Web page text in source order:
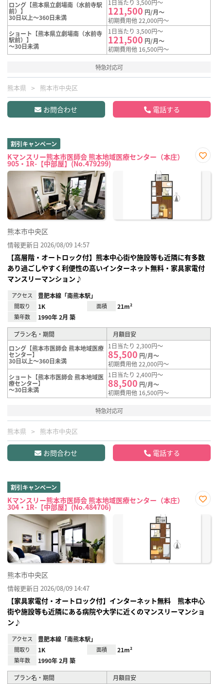
ロング【熊本県立劇場南（水前寺駅
前）】
30日以上～360日未満
1日当たり 3,500円～
121,500 円/月～
初期費用他 22,000円～
ショート【熊本県立劇場南（水前寺
駅前）】
～30日未満
1日当たり 3,500円～
121,500 円/月～
初期費用他 16,500円～
特急対応可
熊本県 熊本市中央区
お問合わせ 電話する
割引キャンペーン
Kマンスリー熊本市医師会 熊本地域医療センター（本庄）
905・1R-【中部屋】(No.479299)
に入
熊本市中央区
情報更新日 2026/08/09 14:57
【高層階・オートロック付】熊本中心街や施設等も近隣に有多数
あり過ごしやすく利便性の高いインターネット無料・家具家電付
マンスリーマンション♪
アクセス 豊肥本線「南熊本駅」
間取り 1K 面積 21m²
築年数 1990年 2月 築
プラン名・期間
月額目安
ロング【熊本市医師会 熊本地域医療
センター】
30日以上～360日未満
1日当たり 2,300円～
85,500 円/月～
初期費用他 22,000円～
ショート【熊本市医師会 熊本地域医
療センター】
～30日未満
1日当たり 2,400円～
88,500 円/月～
初期費用他 16,500円～
特急対応可
熊本県 熊本市中央区
お問合わせ 電話する
割引キャンペーン
Kマンスリー熊本市医師会 熊本地域医療センター（本庄）
304・1R-【中部屋】(No.484706)
に入
熊本市中央区
情報更新日 2026/08/09 14:47
【家具家電付・オートロック付】インターネット無料 熊本中心
街や施設等も近隣にある病院や大学に近くのマンスリーマンショ
ン♪
アクセス 豊肥本線「南熊本駅」
間取り 1K 面積 21m²
築年数 1990年 2月 築
プラン名・期間
月額目安